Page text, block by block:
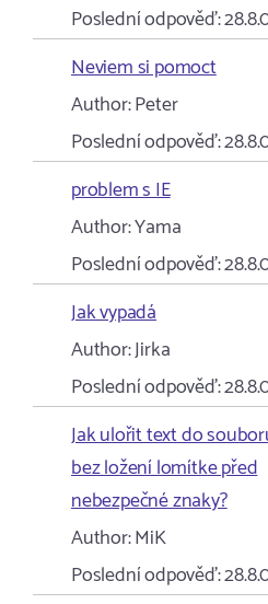
Poslední odpověď:
Neviem si pomoct
Author:Peter
Poslední odpověď:
problem s IE
Author:Yama
Poslední odpověď:
Jak vypadá
Author:Jirka
Poslední odpověď:
Jak ulořit text do
bez ložení lomítke před
nebezpečné znaky?
Author:MiK
Poslední odpověď: